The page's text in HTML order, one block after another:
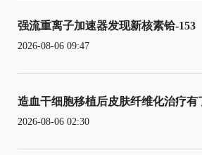
强流重离子加速器发现新核素铪-153
2026-08-06 09:47
造血干细胞移植后皮肤纤维化治疗有
2026-08-06 02:30